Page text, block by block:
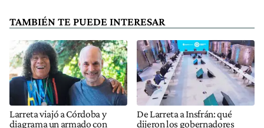
TAMBIÉN TE PUEDE INTERESAR
Larreta viajó a Córdoba y
diagrama un armado con
De Larreta a Insfrán: qué
dijeron los gobernadores